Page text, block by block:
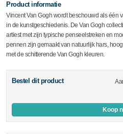
Product informatie
Vincent Van Gogh wordt beschouwd als één
in de kunstgeschiedenis. De Van Gogh
artiest met zijn typische penseelstreken en
pennen zijn gemaakt van natuurlijk hars,
met de schitterende Van Gogh kleuren.
Bestel dit product
Koop